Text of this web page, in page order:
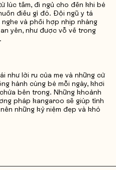
lúc tắm, đi ngủ cho đến khi bé
điều gì đó. Đội ngũ y tá
và phối hợp nhịp nhàng
yên, như được vỗ về trong
như lời ru của mẹ và những cử
hành cùng bé mỗi ngày, khơi
bên trong. Những khoảnh
pháp kangaroo sẽ giúp tình
những kỷ niệm đẹp và khó